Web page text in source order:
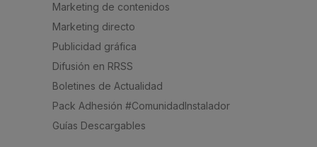
Marketing de contenidos
Marketing directo
Publicidad gráfica
Difusión en RRSS
Boletines de Actualidad
Pack Adhesión #ComunidadInstalador
Guías Descargables